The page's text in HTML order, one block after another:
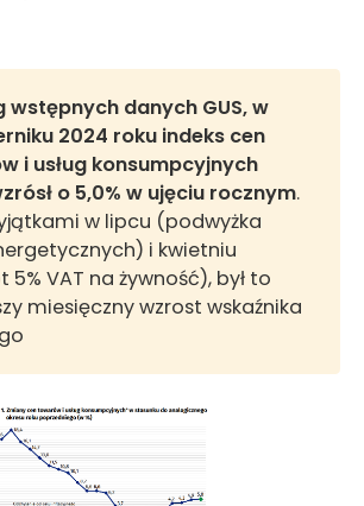
wstępnych danych GUS,w
2024 roku indeks cen
i usług konsumpcyjnych
o 5,0% w ujęciu rocznym.
w lipcu (podwyżka
i kwietniu
5% VAT na żywność), był to
miesięczny wzrost wskaźnika